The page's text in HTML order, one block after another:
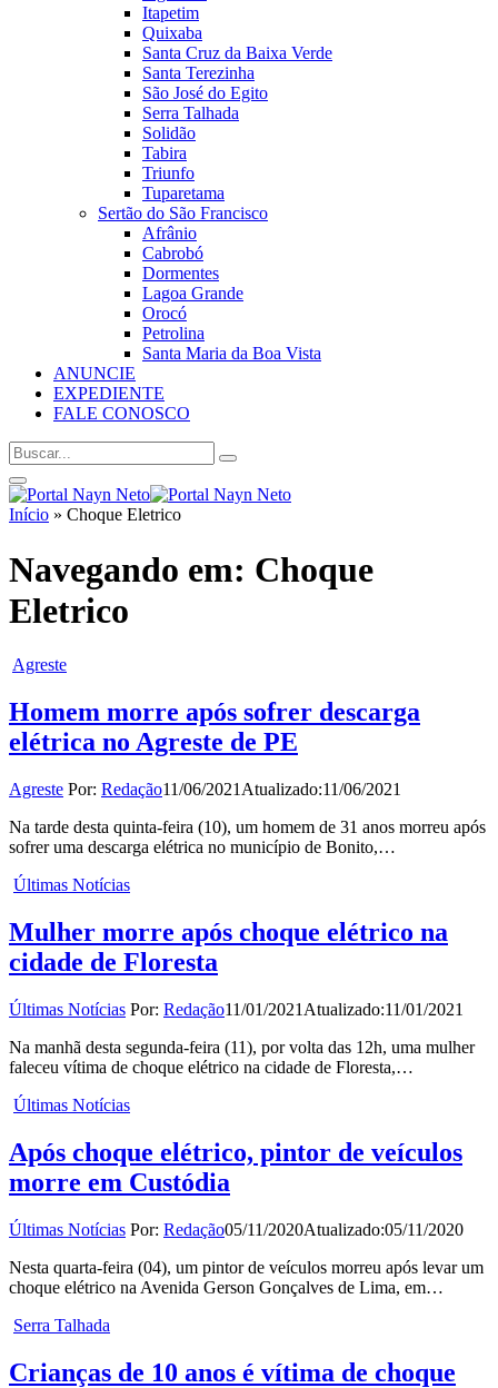
Itapetim
Quixaba
Santa Cruz da Baixa Verde
Santa Terezinha
São José do Egito
Serra Talhada
Solidão
Tabira
Triunfo
Tuparetama
Sertão do São Francisco
Afrânio
Cabrobó
Dormentes
Lagoa Grande
Orocó
Petrolina
Santa Maria da Boa Vista
ANUNCIE
EXPEDIENTE
FALE CONOSCO
Início » Choque Eletrico
Navegando em: Choque
Eletrico
Agreste
Homem morre após sofrer descarga
elétrica no Agreste de PE
Agreste Por: Redação11/06/2021 Atualizado:11/06/2021
Na tarde desta quinta-feira (10), um homem de 31 anos morreu após
sofrer uma descarga elétrica no município de Bonito,…
Últimas Notícias
Mulher morre após choque elétrico na
cidade de Floresta
Últimas Notícias Por: Redação11/01/2021 Atualizado:11/01/2021
Na manhã desta segunda-feira (11), por volta das 12h, uma mulher
faleceu vítima de choque elétrico na cidade de Floresta,…
Últimas Notícias
Após choque elétrico, pintor de veículos
morre em Custódia
Últimas Notícias Por: Redação05/11/2020Atualizado:05/11/2020
Nesta quarta-feira (04), um pintor de veículos morreu após levar um
choque elétrico na Avenida Gerson Gonçalves de Lima, em…
Serra Talhada
Crianças de 10 anos é vítima de choque